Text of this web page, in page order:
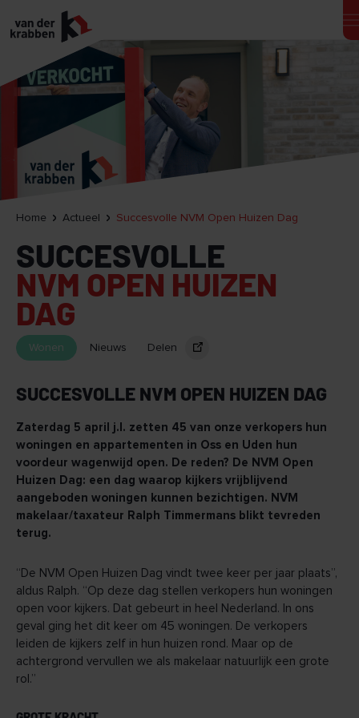
Home Actueel Succesvolle NVM Open Huizen Dag
SUCCESVOLLE
NVM OPEN HUIZEN
DAG
Wonen Nieuws Delen
SUCCESVOLLE NVM OPEN HUIZEN DAG
Zaterdag 5 april j.l. zetten 45 van onze verkopers hun
woningen en appartementen in Oss en Uden hun
voordeur wagenwijd open. De reden? De NVM Open
Huizen Dag: een dag waarop kijkers vrijblijvend
aangeboden woningen kunnen bezichtigen. NVM
makelaar/taxateur Ralph Timmermans blikt tevreden
terug.
“De NVM Open Huizen Dag vindt twee keer per jaar plaats”,
aldus Ralph. “Op deze dag stellen verkopers hun woningen
open voor kijkers. Dat gebeurt in heel Nederland. In ons
geval ging het dit keer om 45 woningen. De verkopers
leiden de kijkers zelf in hun huizen rond. Maar op de
achtergrond vervullen we als makelaar natuurlijk een grote
rol.”